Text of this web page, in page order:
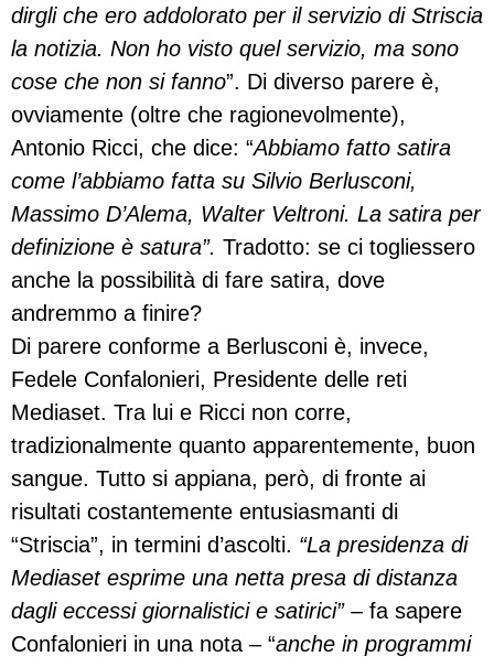
dirgli che ero addolorato per il servizio di Striscia
la notizia. Non ho visto quel servizio, ma sono
cose che non si fanno”. Di diverso parere è,
ovviamente (oltre che ragionevolmente),
Antonio Ricci, che dice: “Abbiamo fatto satira
come l’abbiamo fatta su Silvio Berlusconi,
Massimo D’Alema, Walter Veltroni. La satira per
definizione è satura”. Tradotto: se ci togliessero
anche la possibilità di fare satira, dove
andremmo a finire?
Di parere conforme a Berlusconi è, invece,
Fedele Confalonieri, Presidente delle reti
Mediaset. Tra lui e Ricci non corre,
tradizionalmente quanto apparentemente, buon
sangue. Tutto si appiana, però, di fronte ai
risultati costantemente entusiasmanti di
“Striscia”, in termini d’ascolti. “La presidenza di
Mediaset esprime una netta presa di distanza
dagli eccessi giornalistici e satirici” – fa sapere
Confalonieri in una nota – “anche in programmi